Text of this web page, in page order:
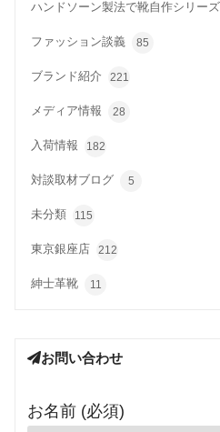
ハンドソーン製法で靴自作シリーズ
ファッション談義 85
ブランド紹介 221
メディア情報 28
入荷情報 182
対談取材ブログ 5
未分類 115
東京銀座店 212
紳士革靴 11
お問い合わせ
お名前 (必須)